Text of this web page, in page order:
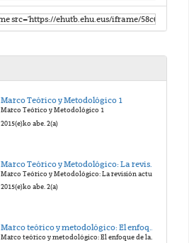
Marco Teórico y Metodológico 1
Marco Teórico y Metodológico 1
2015(e)ko abe. 2(a)
2015(e)ko abe. 2(a)
Marco teórico y metodológico: El enfoque de las capacidades
Marco teórico y metodológico: El enfoque de las capacidades